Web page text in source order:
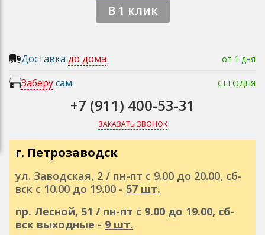
В 1 клик
Доставка до дома от 1 дня
Заберусам СЕГОДНЯ
+7 (911) 400-53-31
ЗАКАЗАТЬ ЗВОНОК
г. Петрозаводск
ул. Заводская, 2 / пн-пт с 9.00 до 20.00, сб-
вск с 10.00 до 19.00 - 57 шт.
пр. Лесной, 51 / пн-пт с 9.00 до 19.00, сб-
вск выходные - 9 шт.